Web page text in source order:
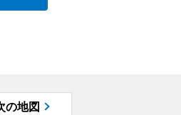
の地図